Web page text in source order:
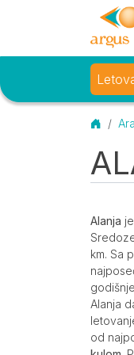
Osnovni meni
O
Alanja
km. Sa
Alanja
od